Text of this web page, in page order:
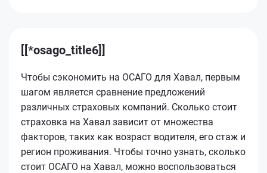
[[*osago_title6]]
Чтобы сэкономить на ОСАГО для Хавал, первым
шагом является сравнение предложений
различных страховых компаний. Сколько стоит
страховка на Хавал зависит от множества
факторов, таких как возраст водителя, его стаж и
регион проживания. Чтобы точно узнать, сколько
стоит ОСАГО на Хавал, можно воспользоваться